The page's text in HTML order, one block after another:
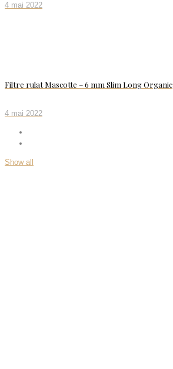
4 mai 2022
Filtre rulat Mascotte – 6 mm Slim Long Organic
4 mai 2022
Show all